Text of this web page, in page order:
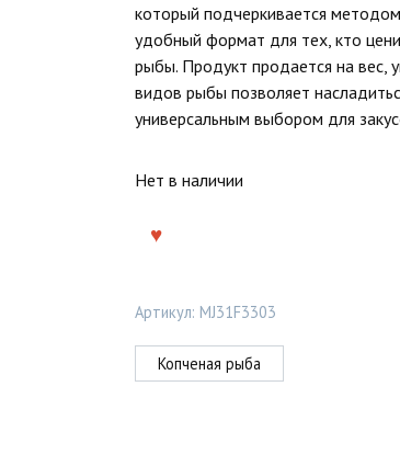
который подчеркивается
удобный формат для тех, кто
рыбы. Продукт продается на вес,
видов рыбы позволяет
универсальным выбором для
Нет в наличии
Артикул: MJ31F3303
Копченая рыба